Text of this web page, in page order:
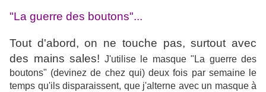
"La guerre des boutons"...
Tout d'abord, on ne touche pas, surtout avec
des mains sales! J'utilise le masque "La guerre des
boutons" (devinez de chez qui) deux fois par semaine le
temps qu'ils disparaissent, que j'alterne avec un masque à